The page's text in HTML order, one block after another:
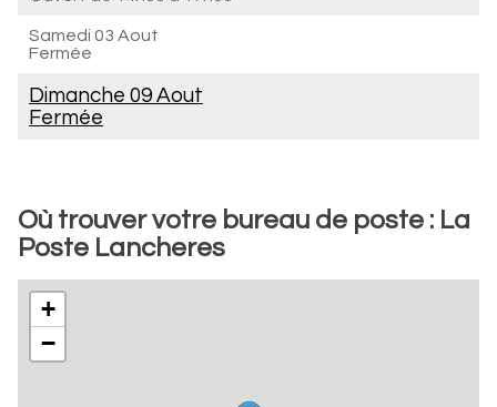
Samedi 03 Aout
Fermée
Dimanche 09 Aout
Fermée
Où trouver votre bureau de poste : La
Poste Lancheres
+
−